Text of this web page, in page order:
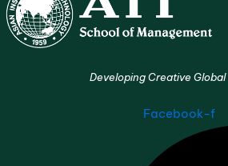
Developing Creative
Facebook-f